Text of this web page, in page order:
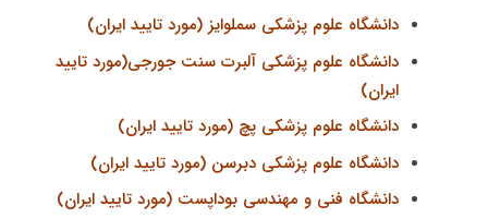
دانشگاه علوم پزشكی سملوایز (مورد تایید ایران)
دانشگاه علوم پزشكی آلبرت سنت جورجی(مورد تایید
ایران)
دانشگاه علوم پزشكی پچ (مورد تایید ایران)
دانشگاه علوم پزشكی دبرسن (مورد تایید ایران)
دانشگاه فنی و مهندسی بوداپست (مورد تایید ایران)